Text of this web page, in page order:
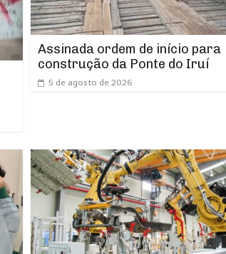
Assinada ordem de início para
construção da Ponte do Iruí
5 de agosto de 2026